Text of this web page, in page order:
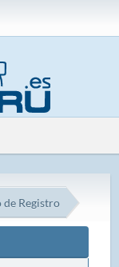
de Registro